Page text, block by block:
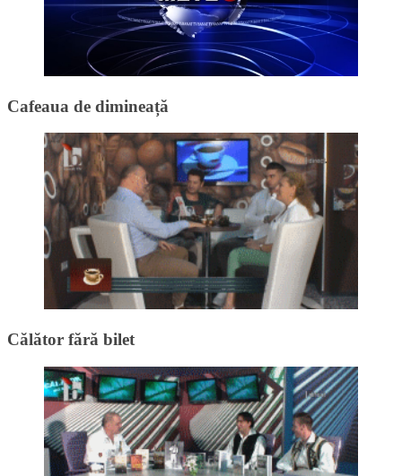
Cafeaua de dimineață
Călător fără bilet